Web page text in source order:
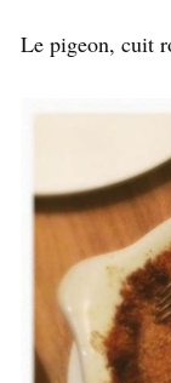
Le pigeon, cuit